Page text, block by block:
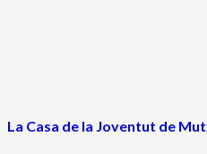
La Casa de la Joventut de